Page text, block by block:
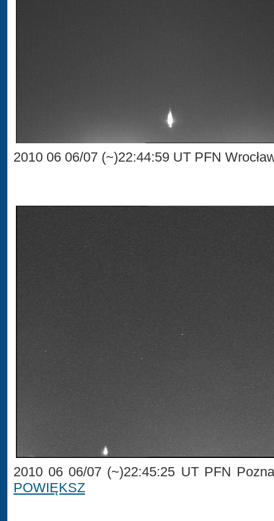
2010 06 06/07 (~)22:44:59 UT PFN
2010 06 06/07 (~)22:45:25 UT PFN
POWIĘKSZ